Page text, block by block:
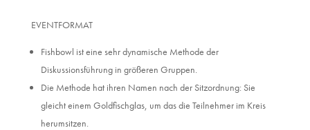
EVENTFORMAT
Fishbowl ist eine sehr dynamische Methode der
Diskussionsführung in größeren Gruppen.
Die Methode hat ihren Namen nach der Sitzordnung: Sie
gleicht einem Goldfischglas, um das die Teilnehmer im Kreis
herumsitzen.